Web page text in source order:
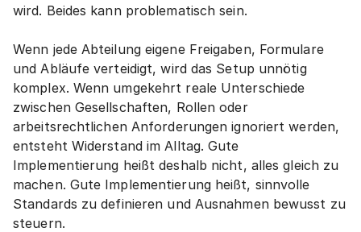
wird. Beides kann problematisch sein.
Wenn jede Abteilung eigene Freigaben, Formulare
und Abläufe verteidigt, wird das Setup unnötig
komplex. Wenn umgekehrt reale Unterschiede
zwischen Gesellschaften, Rollen oder
arbeitsrechtlichen Anforderungen ignoriert werden,
entsteht Widerstand im Alltag. Gute
Implementierung heißt deshalb nicht, alles gleich zu
machen. Gute Implementierung heißt, sinnvolle
Standards zu definieren und Ausnahmen bewusst zu
steuern.